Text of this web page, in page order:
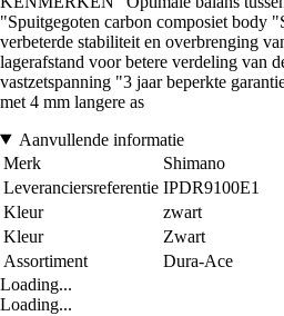
"Spuitgegoten carbon composiet body
verbeterde stabiliteit en overbrenging
lagerafstand voor betere verdeling van
vastzetspanning "3 jaar beperkte
met 4 mm langere as
Aanvullende informatie
Merk
Shimano
Leveranciersreferentie IPDR9100E1
Kleur
zwart
Kleur
Zwart
Assortiment
Dura-Ace
Loading...
Loading...